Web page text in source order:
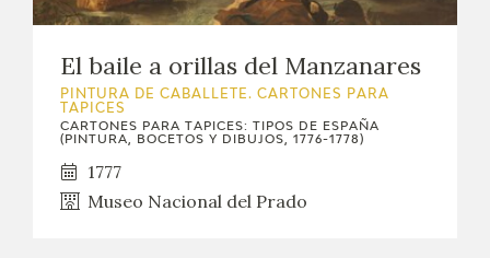
El baile a orillas del Manzanares
PINTURA DE CABALLETE. CARTONES PARA
TAPICES
CARTONES PARA TAPICES: TIPOS DE ESPAÑA
(PINTURA, BOCETOS Y DIBUJOS, 1776-1778)
1777
Museo Nacional del Prado